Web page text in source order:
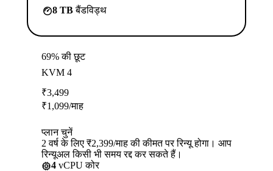
8 TBबैंडविड्थ
69% की छूट
KVM 4
₹3,499
₹1,099/माह
प्लान चुनें
2 वर्ष के लिए ₹2,399/माह की कीमत पर रिन्यू होगा। आप
रिन्यूअल किसी भी समय रद्द कर सकते हैं।
4 vCPU कोर